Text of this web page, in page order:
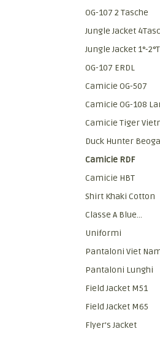
OG-107 2 Tasche
Jungle Jacket
Jungle Jacket 1°-
OG-107 ERDL
Camicie OG-507
Camicie OG-108
Camicie Tiger
Duck Hunter
Camicie RDF
Camicie HBT
Shirt Khaki Cotton
Classe A Blue...
Uniformi
Pantaloni Viet
Pantaloni Lunghi
Field Jacket M51
Field Jacket M65
Flyer's Jacket